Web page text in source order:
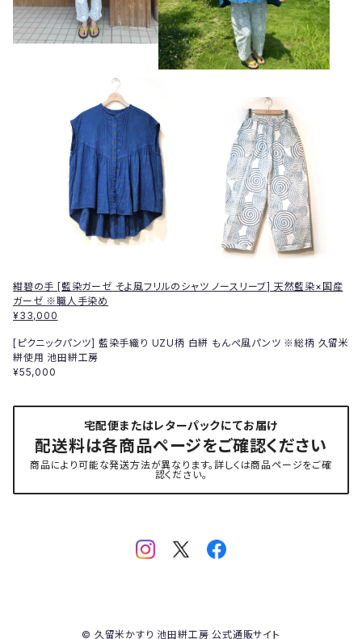
紺碧の手 [藍染ガーゼ そよ風フリルのシャツ ノースリーブ] 天然藍染×国産
ガーゼ ※職人手染め
¥33,000
[ピクニックパンツ] 藍染手織り UZU柄 白絣 もんぺ風パンツ ※総柄 久留米
絣使用 池田絣工房
¥55,000
宅配便またはレターパックにてお届け
配送料は各商品ページをご確認ください
商品により可能な発送方法が異なります。詳しくは商品ページをご確
認ください。
© 久留米かすり 池田絣工房 公式通販サイト